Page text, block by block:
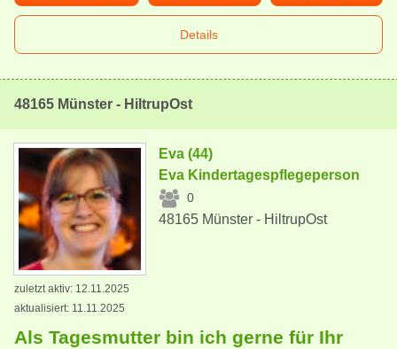
Details
48165 Münster - HiltrupOst
Eva (44)
Eva Kindertagespflegeperson
0
48165 Münster - HiltrupOst
zuletzt aktiv: 12.11.2025
aktualisiert: 11.11.2025
Als Tagesmutter bin ich gerne für Ihr